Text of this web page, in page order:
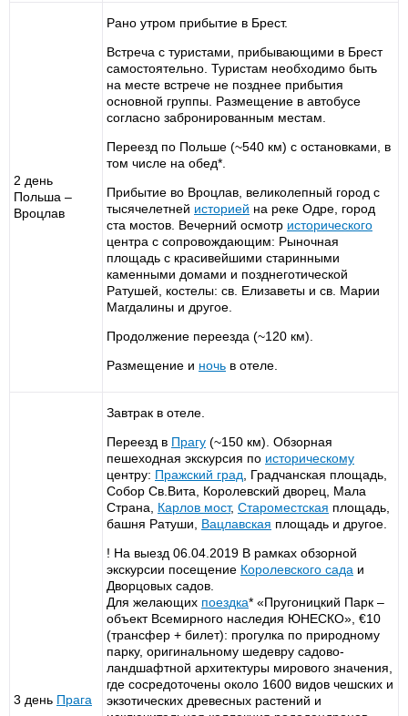
2 день
Польша –
Вроцлав
Рано утром прибытие в Брест.
Встреча с туристами, прибывающими в Брест
самостоятельно. Туристам необходимо быть
на месте встрече не позднее прибытия
основной группы. Размещение в автобусе
согласно забронированным местам.
Переезд по Польше (~540 км) с остановками, в
том числе на обед*.
Прибытие во Вроцлав, великолепный город с
тысячелетней историей на реке Одре, город
ста мостов. Вечерний осмотр исторического
центра с сопровождающим: Рыночная
площадь с красивейшими старинными
каменными домами и позднеготической
Ратушей, костелы: св. Елизаветы и св. Марии
Магдалины и другое.
Продолжение переезда (~120 км).
Размещение и ночь в отеле.
3 день Прага
Завтрак в отеле.
Переезд в Прагу (~150 км). Обзорная
пешеходная экскурсия по историческому
центру: Пражский град , Градчанская площадь,
Собор Св.Вита, Королевский дворец, Мала
Страна, Карлов мост, Староместская площадь,
башня Ратуши, Вацлавская площадь и другое.
! На выезд 06.04.2019 В рамках обзорной
экскурсии посещение Королевского сада и
Дворцовых садов.
Для желающих поездка* «Пругоницкий Парк –
объект Всемирного наследия ЮНЕСКО», €10
(трансфер + билет): прогулка по природному
парку, оригинальному шедевру садово-
ландшафтной архитектуры мирового значения,
где сосредоточены около 1600 видов чешских и
экзотических древесных растений и